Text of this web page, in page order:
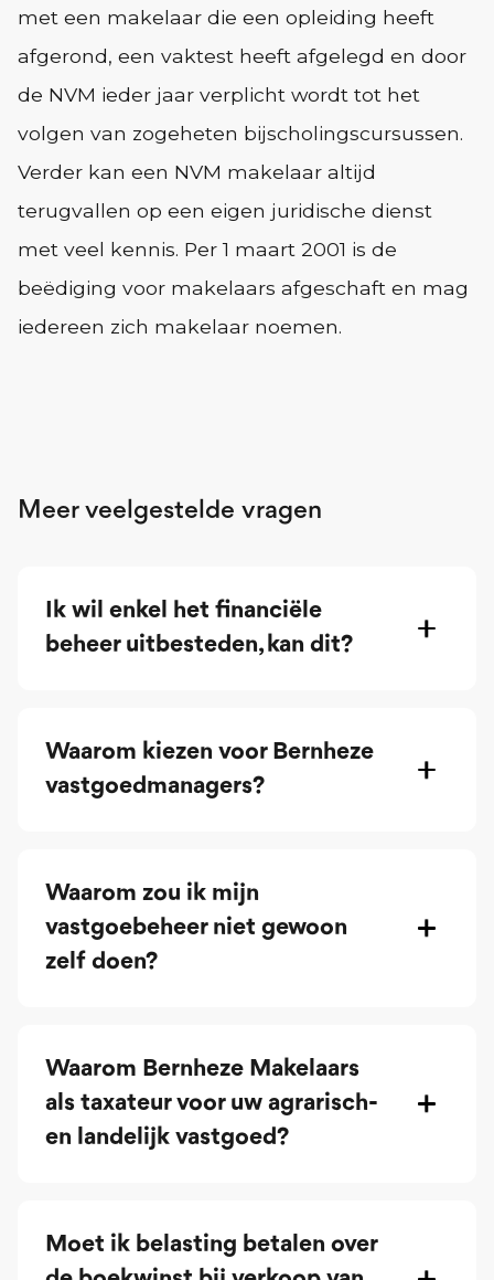
met een makelaar die een opleiding heeft
afgerond, een vaktest heeft afgelegd en door
de NVM ieder jaar verplicht wordt tot het
volgen van zogeheten bijscholingscursussen.
Verder kan een NVM makelaar altijd
terugvallen op een eigen juridische dienst
met veel kennis. Per 1 maart 2001 is de
beëdiging voor makelaars afgeschaft en mag
iedereen zich makelaar noemen.
Meer veelgestelde vragen
Ik wil enkel het financiële
beheer uitbesteden, kan dit?
Waarom kiezen voor Bernheze
vastgoedmanagers?
Waarom zou ik mijn
vastgoebeheer niet gewoon
zelf doen?
Waarom Bernheze Makelaars
als taxateur voor uw agrarisch-
en landelijk vastgoed?
Moet ik belasting betalen over